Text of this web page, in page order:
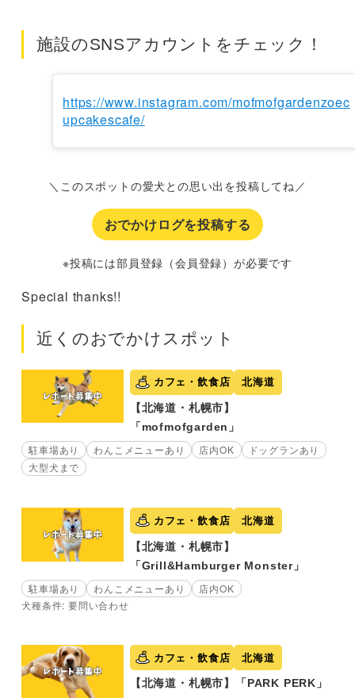
施設のSNSアカウントをチェック！
https://www.instagram.com/mofmofgardenzoec
upcakescafe/
＼このスポットの愛犬との思い出を投稿してね／
おでかけログを投稿する
※投稿には部員登録（会員登録）が必要です
Special thanks!!
近くのおでかけスポット
カフェ・飲食店 北海道
【北海道・札幌市】
「mofmofgarden」
駐車場あり わんこメニューあり 店内OK
ドッグランあり
大型犬まで
カフェ・飲食店 北海道
【北海道・札幌市】
「Grill&Hamburger Monster」
駐車場あり わんこメニューあり
店内OK
犬種条件: 要問い合わせ
カフェ・飲食店 北海道
【北海道・札幌市】「PARK PERK」